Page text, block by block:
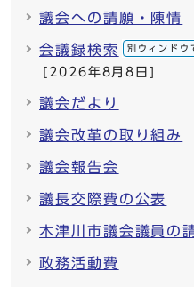
議会への請願・陳情
会議録検索 別ウィンドウ
[2026年8月8日]
議会だより
議会改革の取り組み
議会報告会
議長交際費の公表
木津川市議会議員の
政務活動費